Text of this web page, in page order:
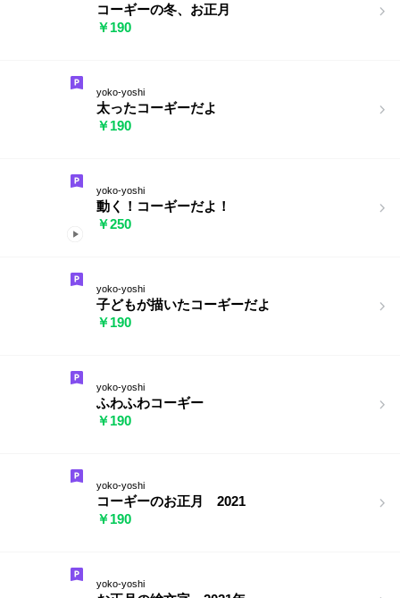
コーギーの冬、お正月
￥190
yoko-yoshi
太ったコーギーだよ
￥190
yoko-yoshi
動く！コーギーだよ！
￥250
yoko-yoshi
子どもが描いたコーギーだよ
￥190
yoko-yoshi
ふわふわコーギー
￥190
yoko-yoshi
コーギーのお正月 2021
￥190
yoko-yoshi